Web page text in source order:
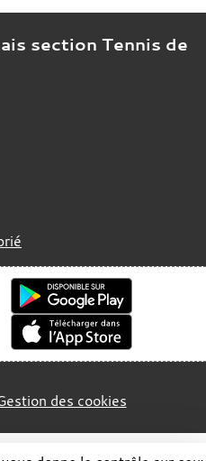
section Tennis de
des cookies